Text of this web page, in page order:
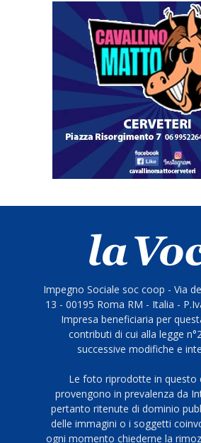
Impegno Sociale soc coop - Via
13 - 00195 Roma RM - Italia -
Impresa beneficiaria per
contributi di cui alla legge
successive modifiche e
Le foto riprodotte in questo
provengono in prevalenza da
pertanto ritenute di dominio
delle immagini o i soggetti
ogni momento chiederne la